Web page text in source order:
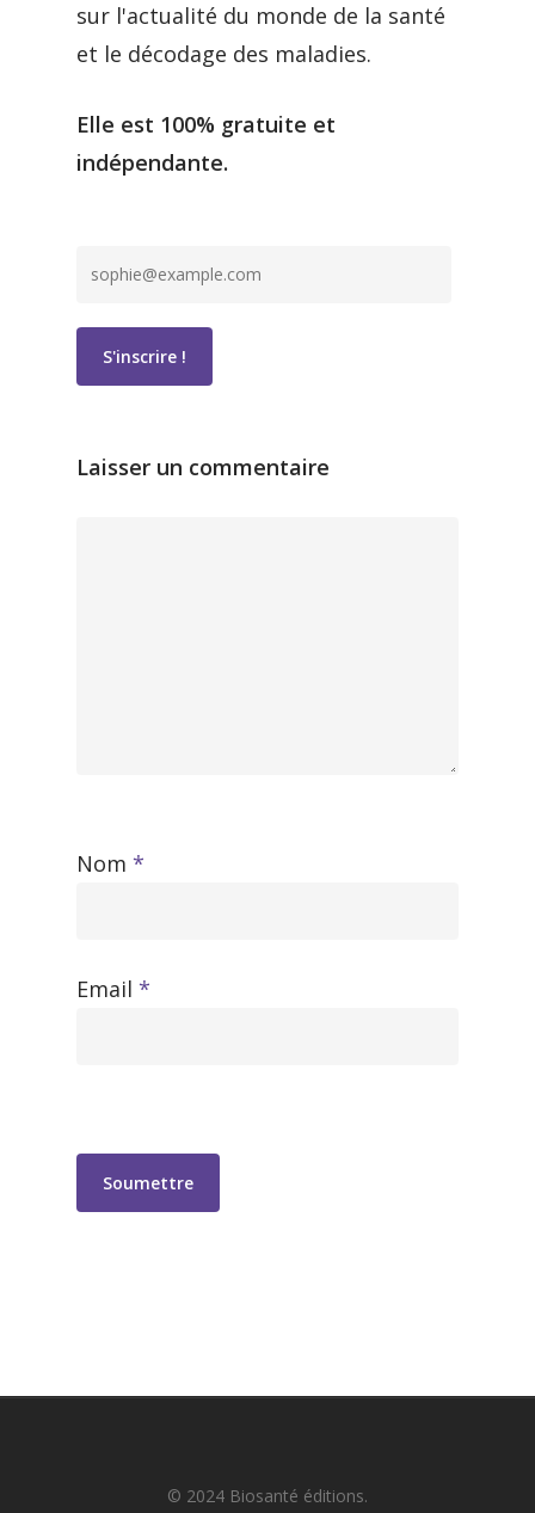
sur l'actualité du monde de la santé
et le décodage des maladies.
Elle est 100% gratuite et
indépendante.
Laisser un commentaire
Nom *
Email *
© 2024 Biosanté éditions.